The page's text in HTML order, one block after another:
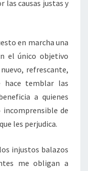
las causas justas y
en marcha una
el único objetivo
refrescante,
hace temblar las
a quienes
de
les perjudica.
injustos balazos
me obligan a